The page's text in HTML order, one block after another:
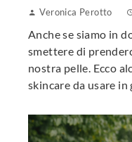
Veronica Perotto
Anche se siamo in
smettere di
nostra pelle. Ecco
skincare da usare in